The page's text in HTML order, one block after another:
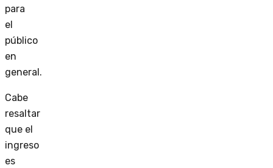
para
el
público
en
general.
Cabe
resaltar
que el
ingreso
es